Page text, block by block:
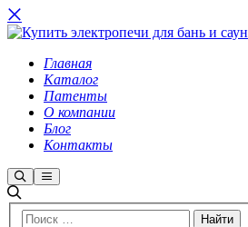
Главная
Каталог
Патенты
О компании
Блог
Контакты
Найти
меню